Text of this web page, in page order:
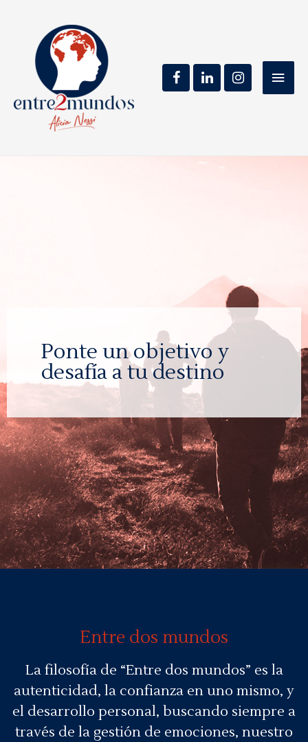
Ponte un objetivo y
desafía a tu destino
Entre dos mundos
La filosofía de “Entre dos mundos” es la
autenticidad, la confianza en uno mismo, y
el desarrollo personal, buscando siempre a
través de la gestión de emociones, nuestro